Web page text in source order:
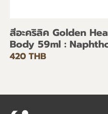
สีอะคริลิค Golden
Body 59ml :
420 THB